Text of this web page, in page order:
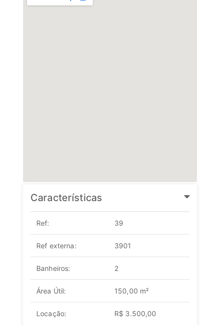
Características
Ref: 39
Ref externa: 3901
Banheiros: 2
Área Útil: 150,00 m²
Locação: R$ 3.500,00